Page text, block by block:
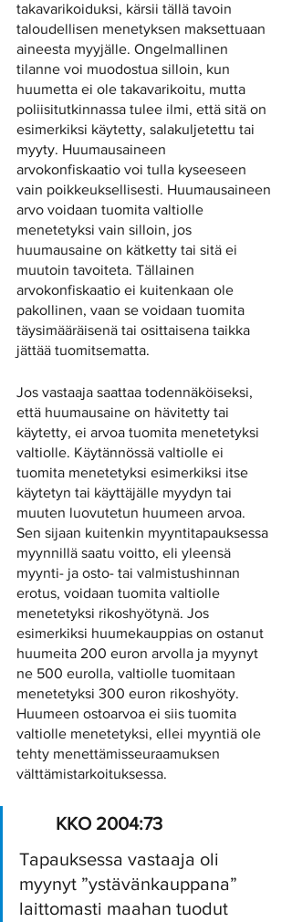
takavarikoiduksi, kärsii tällä tavoin
taloudellisen menetyksen maksettuaan
aineesta myyjälle. Ongelmallinen
tilanne voi muodostua silloin, kun
huumetta ei ole takavarikoitu, mutta
poliisitutkinnassa tulee ilmi, että sitä on
esimerkiksi käytetty, salakuljetettu tai
myyty. Huumausaineen
arvokonfiskaatio voi tulla kyseeseen
vain poikkeuksellisesti. Huumausaineen
arvo voidaan tuomita valtiolle
menetetyksi vain silloin, jos
huumausaine on kätketty tai sitä ei
muutoin tavoiteta. Tällainen
arvokonfiskaatio ei kuitenkaan ole
pakollinen, vaan se voidaan tuomita
täysimääräisenä tai osittaisena taikka
jättää tuomitsematta.
Jos vastaaja saattaa todennäköiseksi,
että huumausaine on hävitetty tai
käytetty, ei arvoa tuomita menetetyksi
valtiolle. Käytännössä valtiolle ei
tuomita menetetyksi esimerkiksi itse
käytetyn tai käyttäjälle myydyn tai
muuten luovutetun huumeen arvoa.
Sen sijaan kuitenkin myyntitapauksessa
myynnillä saatu voitto, eli yleensä
myynti- ja osto- tai valmistushinnan
erotus, voidaan tuomita valtiolle
menetetyksi rikoshyötynä. Jos
esimerkiksi huumekauppias on ostanut
huumeita 200 euron arvolla ja myynyt
ne 500 eurolla, valtiolle tuomitaan
menetetyksi 300 euron rikoshyöty.
Huumeen ostoarvoa ei siis tuomita
valtiolle menetetyksi, ellei myyntiä ole
tehty menettämisseuraamuksen
välttämistarkoituksessa.
KKO 2004:73
Tapauksessa vastaaja oli
myynyt ”ystävänkauppana”
laittomasti maahan tuodut